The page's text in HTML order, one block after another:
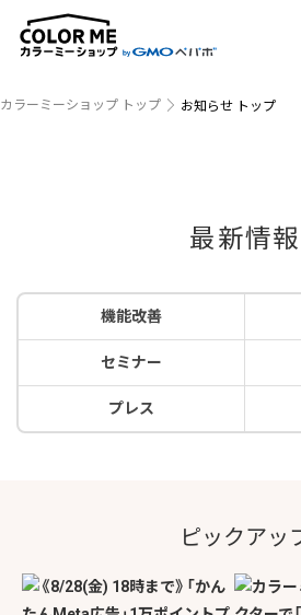
カラーミーショップ トップ お知らせ トップ
最新情報
機能改善
セミナー
プレス
ピックアッ